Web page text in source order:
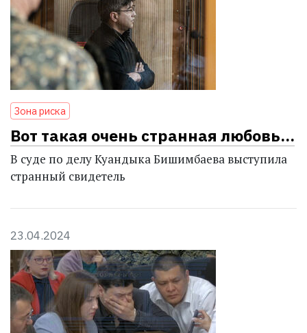
Зона риска
Вот такая очень странная любовь...
В суде по делу Куандыка Бишимбаева выступила
странный свидетель
23.04.2024